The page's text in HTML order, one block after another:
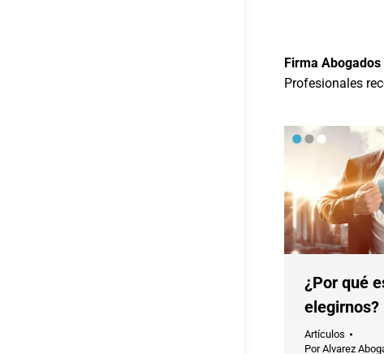
Firma
Profesionales
¿Por qué
elegirnos?
Artículos
PorAlvarez